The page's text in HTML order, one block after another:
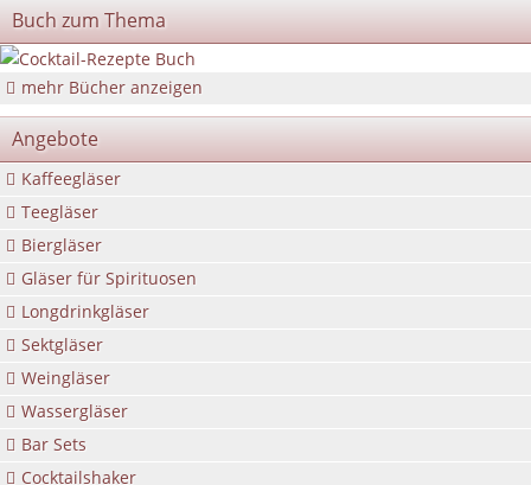
Buch zum Thema
mehr Bücher anzeigen
Angebote
Kaffeegläser
Teegläser
Biergläser
Gläser für Spirituosen
Longdrinkgläser
Sektgläser
Weingläser
Wassergläser
Bar Sets
Cocktailshaker